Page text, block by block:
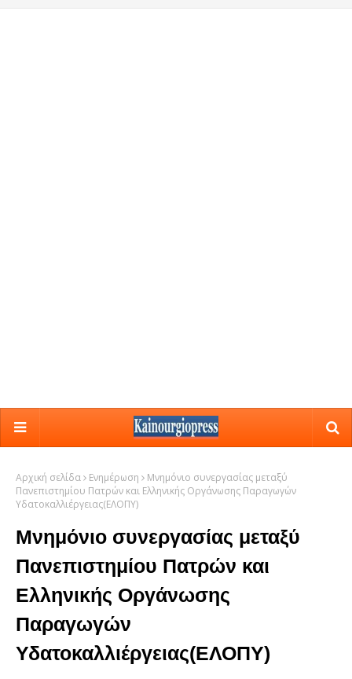
Αρχική σελίδα Ενημέρωση
Μνημόνιο συνεργασίας μεταξύ
Πανεπιστημίου Πατρών και Ελληνικής Οργάνωσης Παραγωγών
Υδατοκαλλιέργειας(ΕΛΟΠΥ)
Μνημόνιο συνεργασίας μεταξύ
Πανεπιστημίου Πατρών και
Ελληνικής Οργάνωσης
Παραγωγών
Υδατοκαλλιέργειας(ΕΛΟΠΥ)